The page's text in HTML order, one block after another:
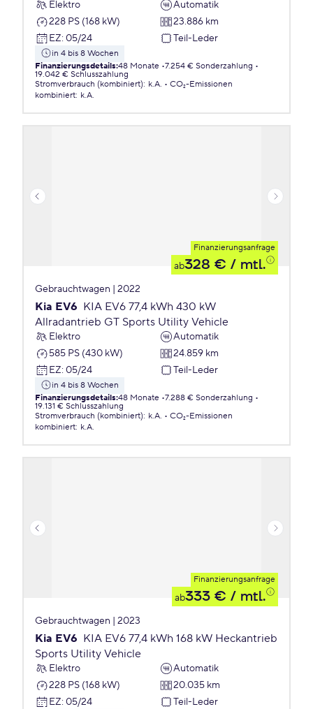
Elektro
Automatik
228 PS (168 kW)
23.886 km
EZ: 05/24 Teil-Leder
in 4 bis 8 Wochen
Finanzierungsdetails:48 Monate 7.254 € Sonderzahlung
19.042 € Schlusszahlung
Stromverbrauch (kombiniert): k.A.
CO₂-Emissionen
kombiniert: k.A.
Finanzierungsanfrage
ab328 € / mtl.
Gebrauchtwagen | 2022
Kia EV6 KIA EV6 77,4 kWh 430 kW
Allradantrieb GT Sports Utility Vehicle
Elektro
Automatik
585 PS (430 kW)
24.859 km
EZ: 05/24 Teil-Leder
in 4 bis 8 Wochen
Finanzierungsdetails:48 Monate 7.288 € Sonderzahlung
19.131 € Schlusszahlung
Stromverbrauch (kombiniert): k.A.
CO₂-Emissionen
kombiniert: k.A.
Finanzierungsanfrage
ab333 € / mtl.
Gebrauchtwagen | 2023
Kia EV6 KIA EV6 77,4 kWh 168 kW Heckantrieb
Sports Utility Vehicle
Elektro
Automatik
228 PS (168 kW)
20.035 km
EZ: 05/24 Teil-Leder